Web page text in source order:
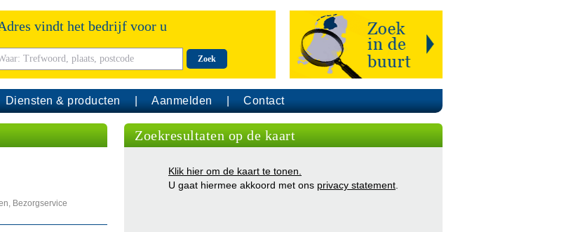
vindt het bedrijf voor u
Zoek
Diensten & producten Aanmelden Contact
Bezorgservice
Zoekresultaten op de kaart
Klik hier om de kaart te tonen.
U gaat hiermee akkoord met ons privacy statement